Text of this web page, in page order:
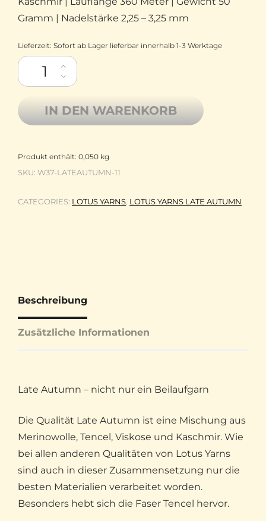
Gramm | Nadelstärke 2,25 – 3,25 mm
Lieferzeit: Sofort ab Lager lieferbar innerhalb 1-3 Werktage
Lotus Yarns dünne Mischung aus Merinowolle, Tencel, Viskose
IN DEN WARENKORB
Produkt enthält: 0,050 kg
SKU: W37-LATEAUTUMN-11
CATEGORIES: LOTUS YARNS, LOTUS YARNS LATE AUTUMN
Beschreibung
Zusätzliche Informationen
Late Autumn – nicht nur ein Beilaufgarn
Die Qualität Late Autumn ist eine Mischung aus
Merinowolle, Tencel, Viskose und Kaschmir. Wie
bei allen anderen Qualitäten von Lotus Yarns
sind auch in dieser Zusammensetzung nur die
besten Materialien verarbeitet worden.
Besonders hebt sich die Faser Tencel hervor.